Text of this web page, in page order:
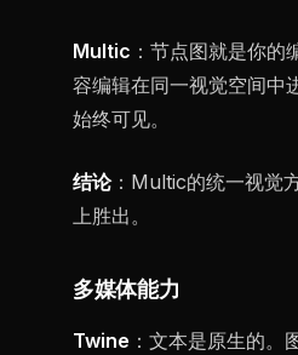
Multic ：节点图就是你的
容编辑在同一视觉空间中
始终可见。
结论：Multic的统一视觉
上胜出。
多媒体能力
Twine ：文本是原生的。